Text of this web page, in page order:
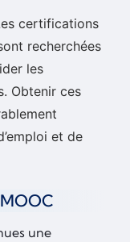
certifications
recherchées
les
Obtenir ces
et de
une